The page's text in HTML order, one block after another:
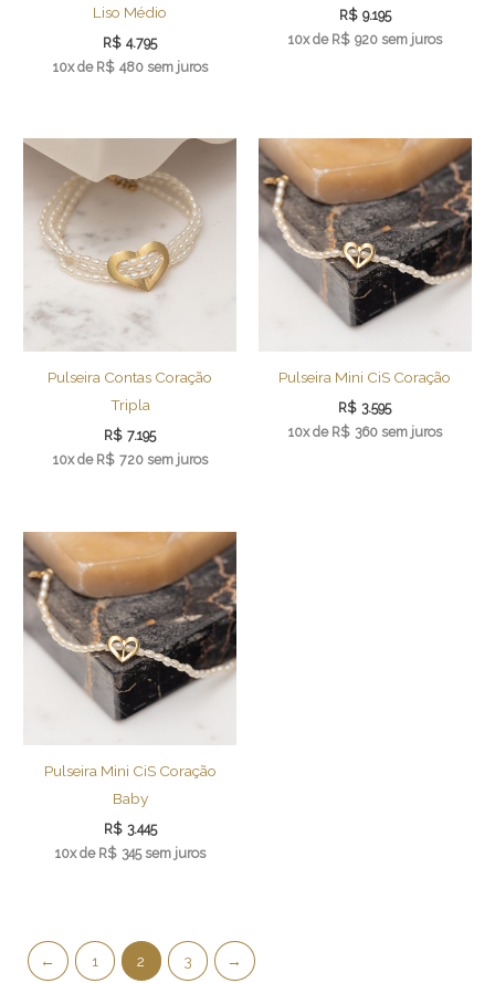
Liso Médio
R$ 4.795
10x de R$ 480 sem juros
R$ 9.195
10x de R$ 920 sem juros
Pulseira Contas Coração
Tripla
R$ 7.195
10x de R$ 720 sem juros
Pulseira Mini CiS Coração
R$ 3.595
10x de R$ 360 sem juros
Pulseira Mini CiS Coração
Baby
R$ 3.445
10x de R$ 345 sem juros
← 1 2 3 →